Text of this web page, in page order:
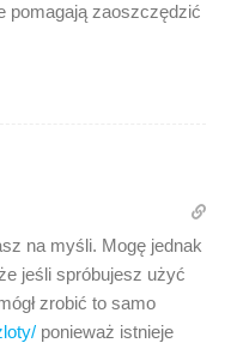
pomagają zaoszczędzić
na myśli. Mogę jednak
jeśli spróbujesz użyć
zrobić to samo
ponieważ istnieje